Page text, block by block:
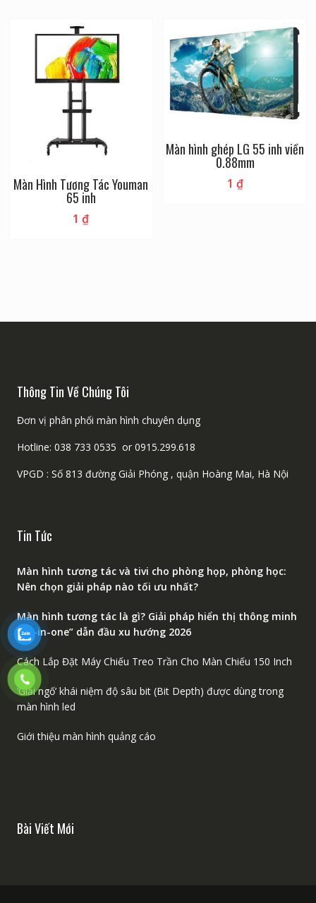
Màn Hình Tương Tác Youman
65 inh
1₫
Màn hình ghép LG 55 inh viền
0.88mm
1 ₫
Thông Tin Về Chúng Tôi
Đơn vị phân phối màn hình chuyên dụng
Hotline: 038 733 0535 or 0915.299.618
VPGD : Số 813 đường Giải Phóng , quận Hoàng Mai, Hà Nội
Tin Tức
Màn hình tương tác và tivi cho phòng họp, phòng học:
Nên chọn giải pháp nào tối ưu nhất?
Màn hình tương tác là gì? Giải pháp hiển thị thông minh
“All-in-one” dẫn đầu xu hướng 2026
Cách Lắp Đặt Máy Chiếu Treo Trần Cho Màn Chiếu 150 Inch
‘Giải ngố’ khái niệm độ sâu bit (Bit Depth) được dùng trong
màn hình led
Giới thiệu màn hình quảng cáo
Bài Viết Mới